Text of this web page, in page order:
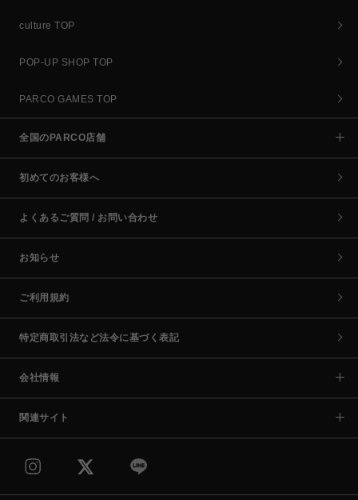
culture TOP
POP-UP SHOP TOP
PARCO GAMES TOP
全国のPARCO店舗
初めてのお客様へ
よくあるご質問 / お問い合わせ
お知らせ
ご利用規約
特定商取引法など法令に基づく表記
会社情報
関連サイト